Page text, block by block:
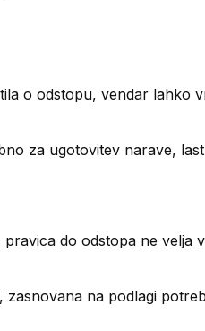
o odstopu, vendar lahko
za ugotovitev narave,
do odstopa ne velja
zasnovana na podlagi